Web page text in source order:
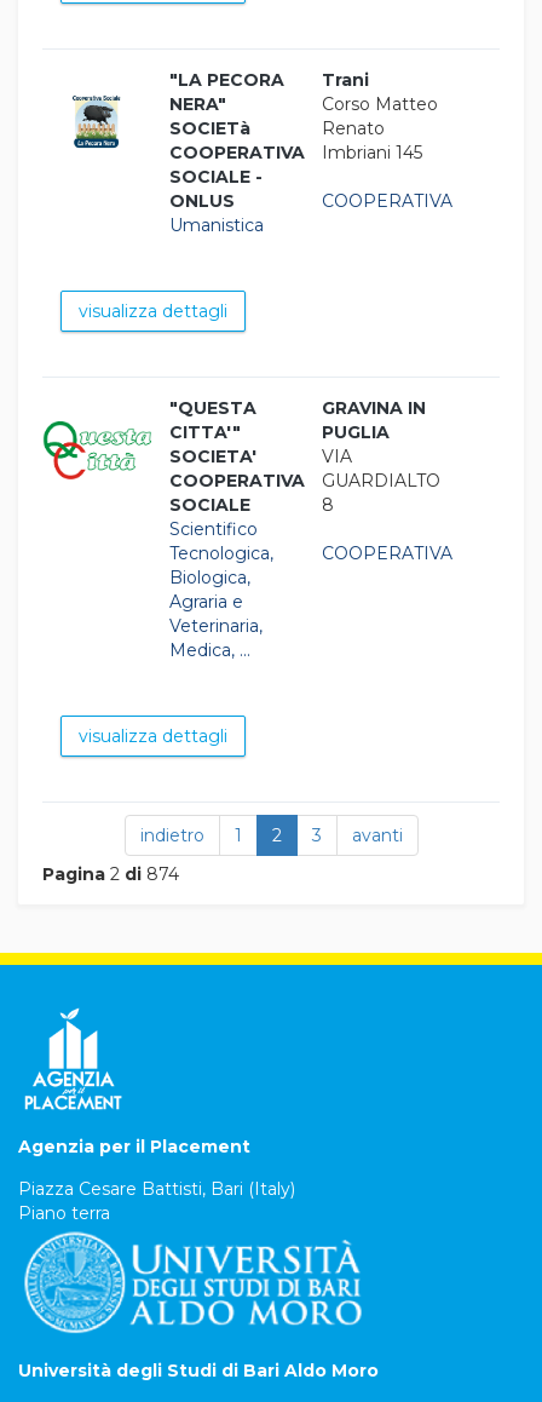
"LA PECORA
NERA"
SOCIETà
COOPERATIVA
SOCIALE -
ONLUS
Umanistica
Trani
Corso Matteo
Renato
Imbriani 145
COOPERATIVA
visualizza dettagli
"QUESTA
CITTA'"
SOCIETA'
COOPERATIVA
SOCIALE
Scientifico
Tecnologica,
Biologica,
Agraria e
Veterinaria,
Medica, ...
GRAVINA IN
PUGLIA
VIA
GUARDIALTO
8
COOPERATIVA
visualizza dettagli
indietro 1 2 3
avanti
Pagina 2 di 874
Agenzia per il Placement
Piazza Cesare Battisti, Bari (Italy)
Piano terra
Università degli Studi di Bari Aldo Moro